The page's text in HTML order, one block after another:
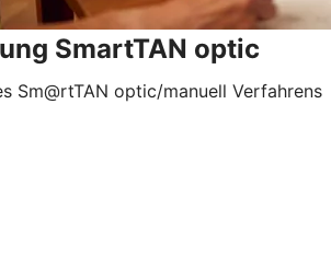
SmartTAN optic
Sm@rtTAN optic/manuell Verfahrens